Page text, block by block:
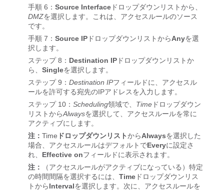
手順 6： Source Interface ドロップダウンリストから、
DMZを選択します。これは、アクセスルールのソース
です。
手順 7： Source IP ドロップダウンリストからAnyを選
択します。
ステップ 8： Destination IP ドロップダウンリストか
ら、 Singleを選択します。
ステップ 9： Destination IPフィールドに、アクセスル
ールを許可する宛先のIPアドレスを入力します。
ステップ 10： Scheduling領域で、 Time ドロップダウン
リストからAlwaysを選択して、アクセスルールを常に
アクティブにします。
注： Time ドロップダウンリストからAlwaysを選択した
場合、アクセスルールはデフォルトでEveryに設定さ
れ、 Effective onフィールドに表示されます。
注：
（アクセスルールがアクティブになっている）特定
の時間間隔を選択するには、 Time ドロップダウンリス
トからIntervalを選択します。次に、アクセスルールを